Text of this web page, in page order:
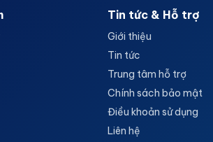
Tin tức & Hỗ trợ
Giới thiệu
Tin tức
Trung tâm hỗ trợ
Chính sách bảo mật
Điều khoản sử dụng
Liên hệ